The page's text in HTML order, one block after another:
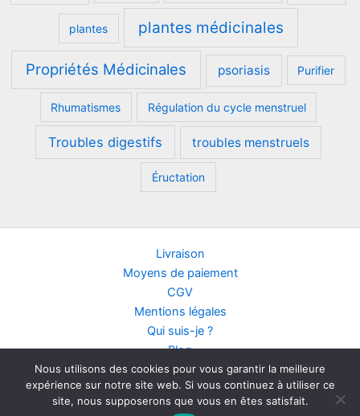
plantes plantes médicinales
Propriétés Médicinales psoriasis Purifier
Rhumatismes Régulation du cycle menstruel
Troubles digestifs troubles menstruels
Éructation
Livraison
Moyens de paiement
CGV
Mentions légales
Qui suis-je ?
Blog
Contact
Points de vente
Nous utilisons des cookies pour vous garantir la meilleure
expérience sur notre site web. Si vous continuez à utiliser ce
site, nous supposerons que vous en êtes satisfait.